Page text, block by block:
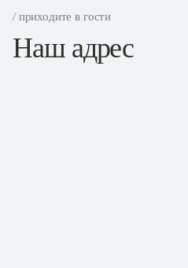
/ приходите в гости
Наш адрес